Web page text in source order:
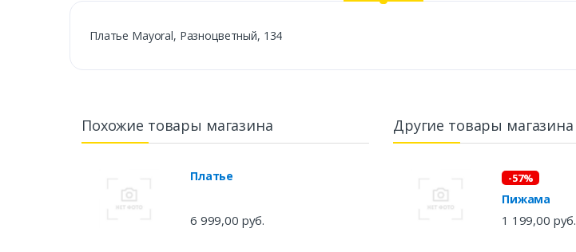
Платье Mayoral, Разноцветный, 134
Похожие товары магазина
Платье
6 999,00 руб.
Другие товары магазина
-57%
Пижама
1 199,00 руб.